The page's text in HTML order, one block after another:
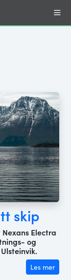
skip
Electra
og
Les mer